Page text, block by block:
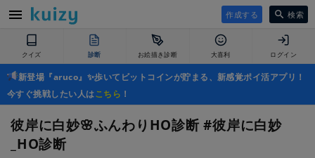
作成する 検索
クイズ 診断 お絵描き診断 大喜利 ログイン
新登場『aruco』✨歩いてビットコインが貯まる、新感覚ポイ活アプリ！
今すぐ挑戦したい人はこちら ！
彼岸に白妙🌸ふんわりHO診断 #彼岸に白妙
_HO診断